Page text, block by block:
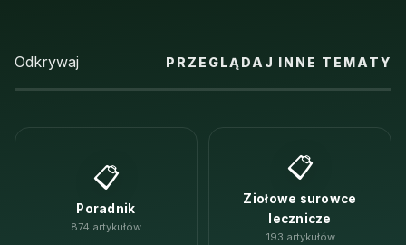
Odkrywaj PRZEGLĄDAJ INNE TEMATY
📋
Poradnik
874 artykułów
📋
Ziołowe surowce
lecznicze
193 artykułów